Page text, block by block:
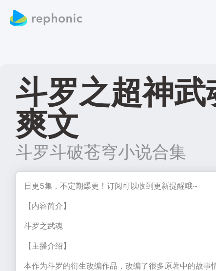
斗罗之超神
爽文
斗罗斗破苍穹小说合集
日更5集，不定期爆更！订阅可以收到更新提醒哦~
【内容简介】
斗罗之武魂
【主播介绍】
本作为斗罗的衍生改编作品，改编了很多原著中的故